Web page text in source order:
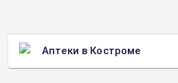
Аптеки в Костроме